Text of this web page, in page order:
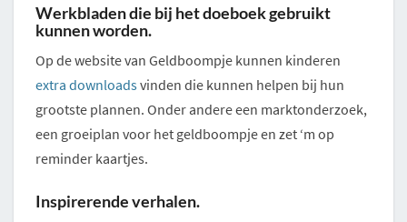
Werkbladen die bij het doeboek gebruikt
kunnen worden.
Op de website van Geldboompje kunnen kinderen
extra downloadsvinden die kunnen helpen bij hun
grootste plannen. Onder andere een marktonderzoek,
een groeiplan voor het geldboompje en zet ‘m op
reminder kaartjes.
Inspirerende verhalen.